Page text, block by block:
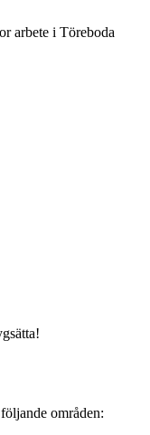
arbete i Töreboda
områden: